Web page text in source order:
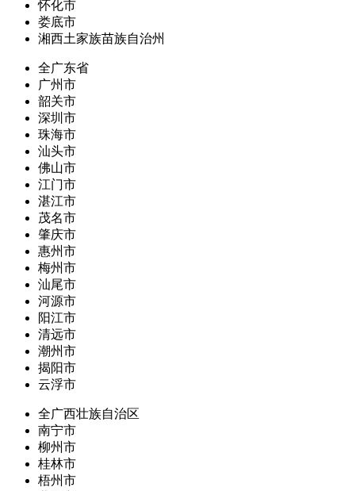
怀化市
娄底市
湘西土家族苗族自治州
全广东省
广州市
韶关市
深圳市
珠海市
汕头市
佛山市
江门市
湛江市
茂名市
肇庆市
惠州市
梅州市
汕尾市
河源市
阳江市
清远市
潮州市
揭阳市
云浮市
全广西壮族自治区
南宁市
柳州市
桂林市
梧州市